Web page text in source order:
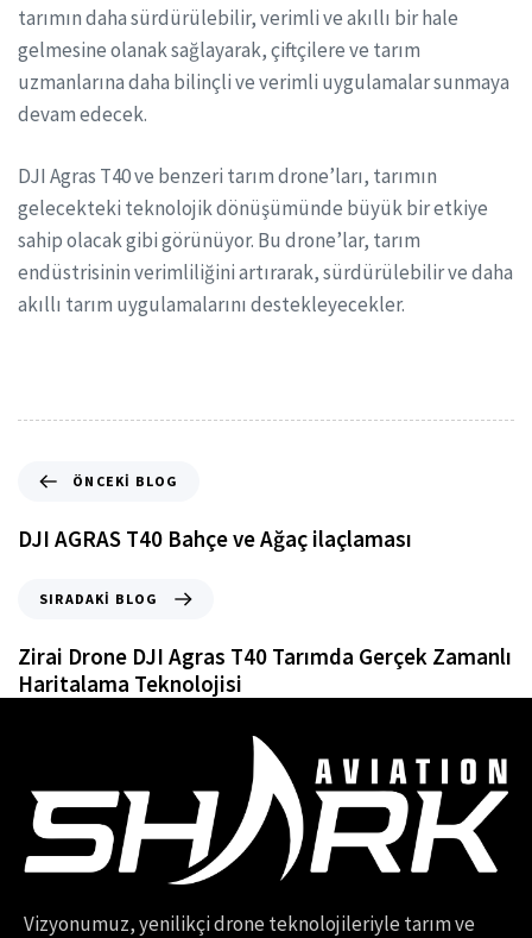
tarımın daha sürdürülebilir, verimli ve akıllı bir hale
gelmesine olanak sağlayarak, çiftçilere ve tarım
uzmanlarına daha bilinçli ve verimli uygulamalar sunmaya
devam edecek.
DJI Agras T40 ve benzeri tarım drone’ları, tarımın
gelecekteki teknolojik dönüşümünde büyük bir etkiye
sahip olacak gibi görünüyor. Bu drone’lar, tarım
endüstrisinin verimliliğini artırarak, sürdürülebilir ve daha
akıllı tarım uygulamalarını destekleyecekler.
ÖNCEKI BLOG
DJI AGRAS T40 Bahçe ve Ağaç ilaçlaması
SIRADAKI BLOG
Zirai Drone DJI Agras T40 Tarımda Gerçek Zamanlı
Haritalama Teknolojisi
Vizyonumuz, yenilikçi drone teknolojileriyle tarım ve